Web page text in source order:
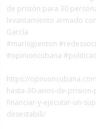
de prisión para 30
levantamiento armado
García
#mariojpenton
#opinioncubana
https://
hasta-30-anos-de-
financiar-y-ejecutar-un-
desestabili/